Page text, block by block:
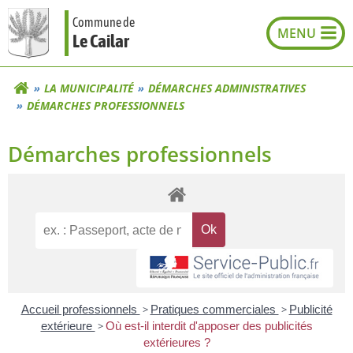
Aller
au
contenu
Commune de
Le Cailar
LA MUNICIPALITÉ
DÉMARCHES ADMINISTRATIVES
DÉMARCHES PROFESSIONNELS
Démarches professionnels
Accueil professionnels > Pratiques commerciales > Publicité
extérieure > Où est-il interdit d'apposer des publicités
extérieures ?